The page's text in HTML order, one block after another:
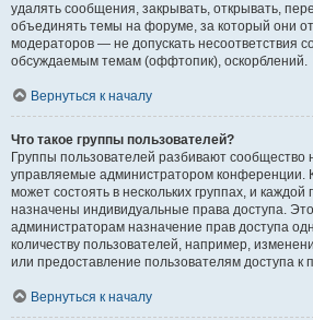
удалять сообщения, закрывать, открывать,
объединять темы на форуме, за который они
модераторов — не допускать несоответствия
обсуждаемым темам (оффтопик), оскорблений.
Вернуться к началу
Что такое группы пользователей?
Группы пользователей разбивают сообщество
управляемые администратором конференции.
может состоять в нескольких группах, и каждой
назначены индивидуальные права доступа.
администраторам назначение прав доступа
количеству пользователей, например,
или предоставление пользователям доступа
Вернуться к началу